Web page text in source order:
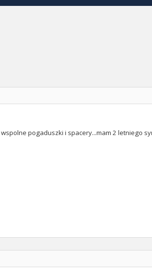
pogaduszki i spacery...mam 2 letniego